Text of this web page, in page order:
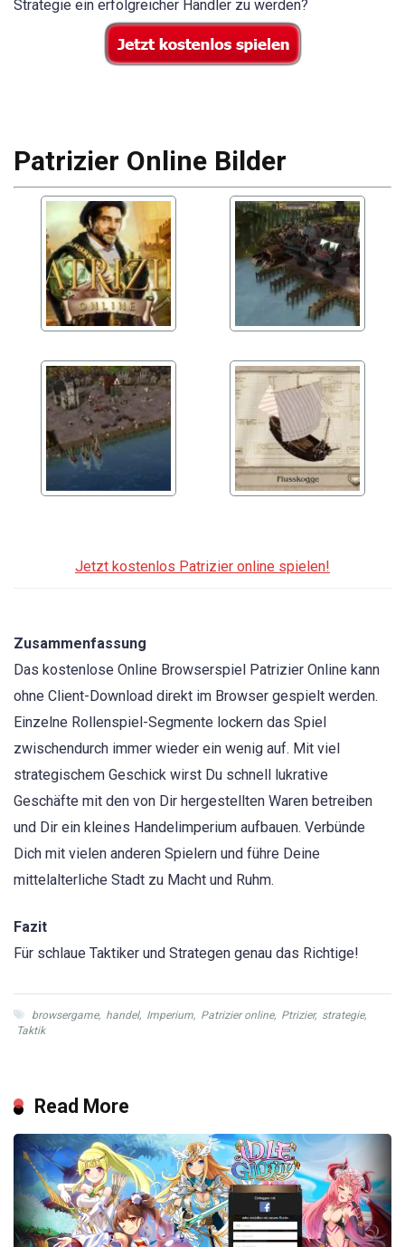
Strategie ein erfolgreicher Händler zu werden?
Patrizier Online Bilder
Jetzt kostenlos Patrizier online spielen!
Zusammenfassung
Das kostenlose Online Browserspiel Patrizier Online kann
ohne Client-Download direkt im Browser gespielt werden.
Einzelne Rollenspiel-Segmente lockern das Spiel
zwischendurch immer wieder ein wenig auf. Mit viel
strategischem Geschick wirst Du schnell lukrative
Geschäfte mit den von Dir hergestellten Waren betreiben
und Dir ein kleines Handelimperium aufbauen. Verbünde
Dich mit vielen anderen Spielern und führe Deine
mittelalterliche Stadt zu Macht und Ruhm.
Fazit
Für schlaue Taktiker und Strategen genau das Richtige!
browsergame, handel, Imperium, Patrizier online, Ptrizier, strategie,
Taktik
Read More